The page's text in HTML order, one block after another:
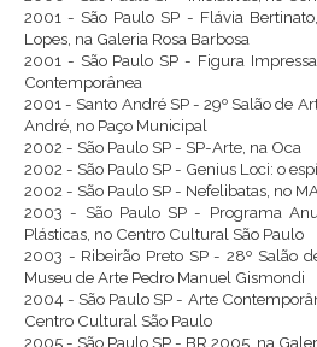
2001 - São Paulo SP - Flávia
Lopes, na Galeria Rosa Barbosa
2001 - São Paulo SP - Figura
Contemporânea
2001 - Santo André SP - 29º Salão de
André, no Paço Municipal
2002 - São Paulo SP - SP-Arte, na Oca
2002 - São Paulo SP - Genius Loci: o
2002 - São Paulo SP - Nefelibatas, no
2003 - São Paulo SP - Programa
Plásticas, no Centro Cultural São Paulo
2003 - Ribeirão Preto SP - 28º Salão
Museu de Arte Pedro Manuel Gismondi
2004 - São Paulo SP - Arte
Centro Cultural São Paulo
2005 - São Paulo SP - BR 2005, na